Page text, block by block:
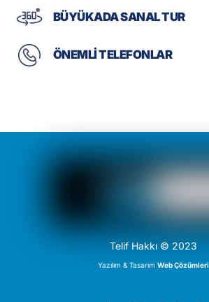
BÜYÜKADA SANAL TUR
ÖNEMLİ TELEFONLAR
Telif Hakkı © 2023
Yazılım & TasarımWeb Çözümleri